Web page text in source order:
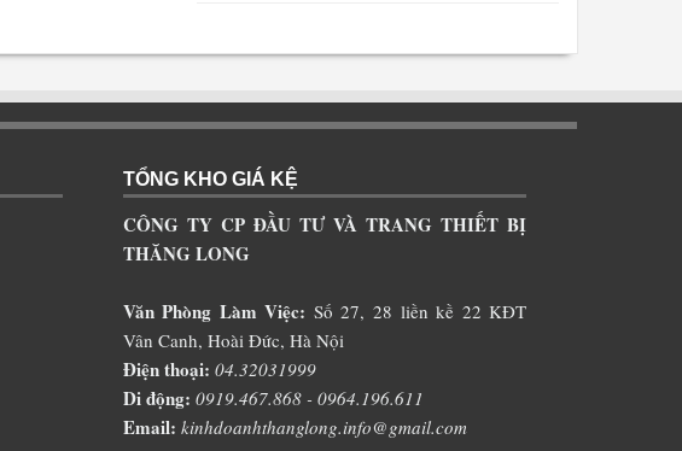
TỔNG KHO GIÁ KỆ
CÔNG TY CP ĐẦU TƯ VÀ TRANG THIẾT BỊ
THĂNG LONG
Văn Phòng Làm Việc: Số 27, 28 liền kề 22 KĐT
Vân Canh, Hoài Đức, Hà Nội
Điện thoại: 04.32031999
Di động: 0919.467.868 - 0964.196.611
Email: kinhdoanhthanglong.info@gmail.com